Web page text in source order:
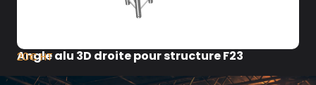
Angle alu 3D droite pour structure F23
20€ HT